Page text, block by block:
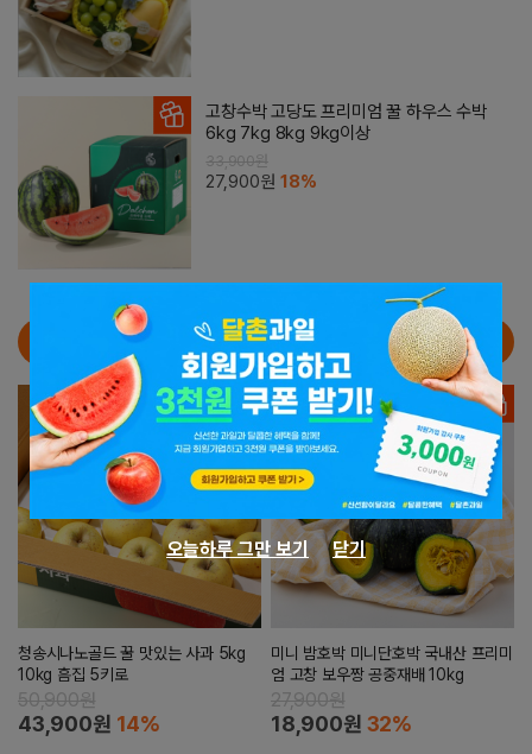
고창수박 고당도 프리미엄 꿀 하우스 수박
6kg 7kg 8kg 9kg이상
33,900원
27,900원 18%
더 알아보기
청송시나노골드 꿀 맛있는 사과 5kg
10kg 흠집 5키로
50,900원
43,900원 14%
미니 밤호박 미니단호박 국내산 프리미
엄 고창 보우짱 공중재배 10kg
27,900원
18,900원 32%
오늘하루 그만 보기 닫기